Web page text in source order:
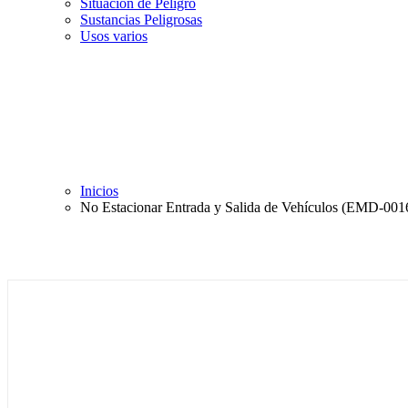
Situación de Peligro
Sustancias Peligrosas
Usos varios
Inicios
No Estacionar Entrada y Salida de Vehículos (EMD-